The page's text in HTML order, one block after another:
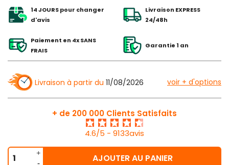
14 JOURS pour changer
d'avis
Livraison EXPRESS
24/48h
Paiement en 4x SANS
FRAIS
Garantie 1 an
Livraison à partir du 11/08/2026 voir + d'options
+ de 200 000 Clients Satisfaits
4.6/5 - 9133avis
AJOUTER AU PANIER